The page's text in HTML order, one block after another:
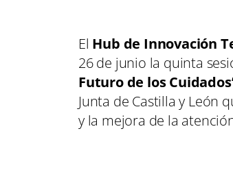
El Hub de Innovación
26 de junio la quinta
Futuro de los
Junta de Castilla y León
y la mejora de la